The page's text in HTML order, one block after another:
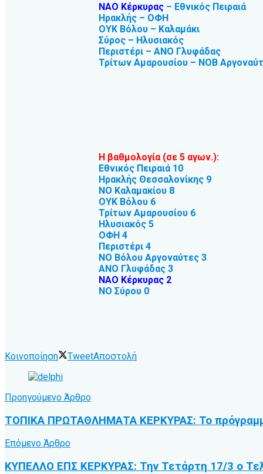
ΝΑΟ Κέρκυρας – Εθνικός Πειραιά
Ηρακλής – ΟΦΗ
ΟΥΚ Βόλου – Καλαμάκι
Σύρος – Ηλυσιακός
Περιστέρι – ΑΝΟ Γλυφάδας
Τρίτων Αμαρουσίου – ΝΟΒ
Η βαθμολογία (σε 5 αγων.):
Εθνικός Πειραιά 10
Ηρακλής Θεσσαλονίκης 9
ΝΟ Καλαμακίου 8
ΟΥΚ Βόλου 6
Τρίτων Αμαρουσίου 6
Ηλυσιακός 5
ΟΦΗ 4
Περιστέρι 4
ΝΟ Βόλου Αργοναύτες 3
ΑΝΟ Γλυφάδας 3
ΝΑΟ Κέρκυρας 2
ΝΟ Σύρου 0
Κοινοποίηση TweetΑποστολή
Προηγούμενο Άρθρο
ΤΟΠΙΚΑ ΠΡΩΤΑΘΛΗΜΑΤΑ ΚΕΡΚΥΡΑΣ: Το
Επόμενο Άρθρο
ΚΥΠΕΛΛΟ ΕΠΣ ΚΕΡΚΥΡΑΣ: Την Τετάρτη 17/3 ο